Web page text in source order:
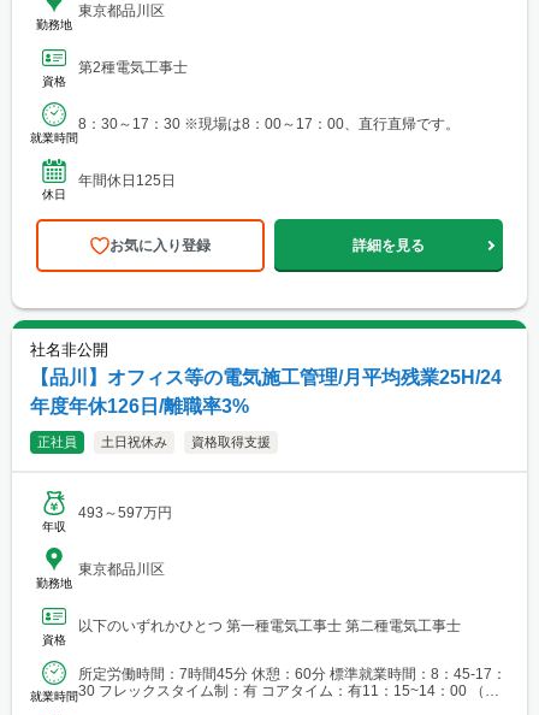
勤務地
東京都品川区
資格
第2種電気工事士
就業時間
8：30～17：30 ※現場は8：00～17：00、直行直帰です。
休日
年間休日125日
お気に入り登録 詳細を見る
社名非公開
【品川】オフィス等の電気施工管理/月平均残業25H/24
年度年休126日/離職率3%
正社員 土日祝休み 資格取得支援
年収
493～597万円
勤務地
東京都品川区
資格
以下のいずれかひとつ 第一種電気工事士 第二種電気工事士
就業時間
所定労働時間：7時間45分 休憩：60分 標準就業時間：8：45-17：
30 フレックスタイム制：有 コアタイム：有11：15~14：00 （施